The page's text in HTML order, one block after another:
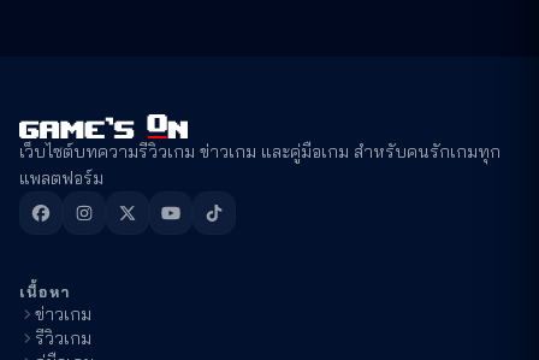
เว็บไซต์บทความรีวิวเกม ข่าวเกม และคู่มือเกม สำหรับคนรักเกมทุก
แพลตฟอร์ม
เนื้อหา
ข่าวเกม
รีวิวเกม